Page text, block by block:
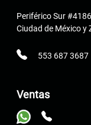
Periférico Sur
Ciudad de México y
553 687 3687
Ventas